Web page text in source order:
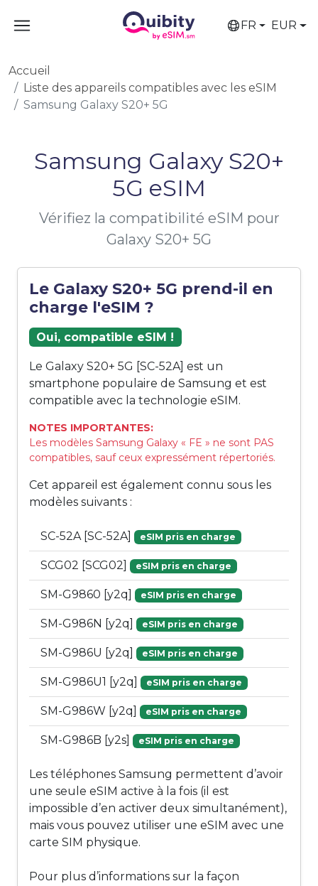
FR EUR
Accueil
Liste des appareils compatibles avec les eSIM
Samsung Galaxy S20+ 5G
Samsung Galaxy S20+
5G eSIM
Vérifiez la compatibilité eSIM pour
Galaxy S20+ 5G
Le Galaxy S20+ 5G prend-il en
charge l'eSIM ?
Oui, compatible eSIM !
Le Galaxy S20+ 5G [SC-52A] est un
smartphone populaire de Samsung et est
compatible avec la technologie eSIM.
NOTES IMPORTANTES:
Les modèles Samsung Galaxy « FE » ne sont PAS
compatibles, sauf ceux expressément répertoriés.
Cet appareil est également connu sous les
modèles suivants :
SC-52A [SC-52A] eSIM pris en charge
SCG02 [SCG02] eSIM pris en charge
SM-G9860 [y2q] eSIM pris en charge
SM-G986N [y2q] eSIM pris en charge
SM-G986U [y2q] eSIM pris en charge
SM-G986U1 [y2q] eSIM pris en charge
SM-G986W [y2q] eSIM pris en charge
SM-G986B [y2s] eSIM pris en charge
Les téléphones Samsung permettent d’avoir
une seule eSIM active à la fois (il est
impossible d’en activer deux simultanément),
mais vous pouvez utiliser une eSIM avec une
carte SIM physique.
Pour plus d’informations sur la façon